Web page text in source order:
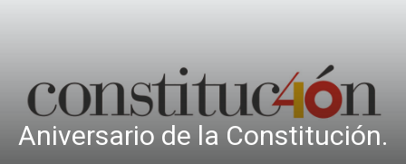
Aniversario de la Constitución.